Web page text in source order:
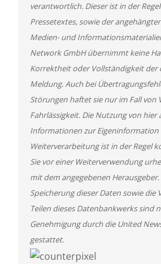
verantwortlich. Dieser ist in der
Pressetextes, sowie der
Medien- und
Network GmbH übernimmt keine
Korrektheit oder Vollständigkeit der
Meldung. Auch bei
Störungen haftet sie nur im Fall von
Fahrlässigkeit. Die Nutzung von hier
Informationen zur
Weiterverarbeitung ist in der Regel
Sie vor einer Weiterverwendung
mit dem angegebenen
Speicherung dieser Daten sowie die
Teilen dieses Datenbankwerks sind
Genehmigung durch die United
gestattet.